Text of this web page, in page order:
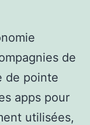
de
de pointe
apps pour
utilisées,